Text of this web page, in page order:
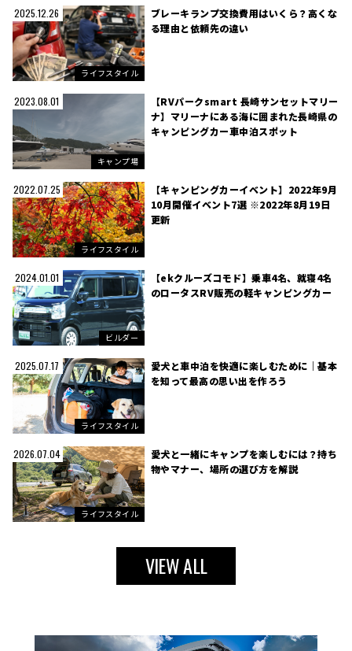
2025.12.26
ライフスタイル
ブレーキランプ交換費用はいくら？高くな
る理由と依頼先の違い
2023.08.01
キャンプ場
【RVパークsmart 長崎サンセットマリー
ナ】マリーナにある海に囲まれた長崎県の
キャンピングカー車中泊スポット
2022.07.25
ライフスタイル
【キャンピングカーイベント】2022年9月
10月開催イベント7選 ※2022年8月19日
更新
2024.01.01
ビルダー
【ekクルーズコモド】乗車4名、就寝4名
のロータスRV販売の軽キャンピングカー
2025.07.17
ライフスタイル
愛犬と車中泊を快適に楽しむために｜基本
を知って最高の思い出を作ろう
2026.07.04
ライフスタイル
愛犬と一緒にキャンプを楽しむには？持ち
物やマナー、場所の選び方を解説
VIEW ALL